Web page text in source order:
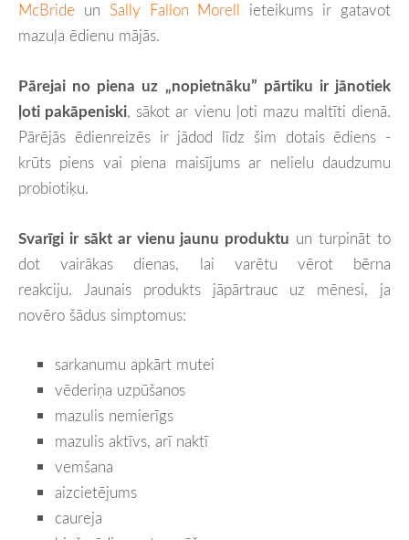
McBride un Sally Fallon Morell ieteikums ir gatavot
mazuļa ēdienu mājās.
Pārejai no piena uz „nopietnāku” pārtiku ir jānotiek
ļoti pakāpeniski, sākot ar vienu ļoti mazu maltīti dienā.
Pārējās ēdienreizēs ir jādod līdz šim dotais ēdiens -
krūts piens vai piena maisījums ar nelielu daudzumu
probiotiķu.
Svarīgi ir sākt ar vienu jaunu produktu un turpināt to
dot vairākas dienas, lai varētu vērot bērna
reakciju.
Jaunais produkts jāpārtrauc uz mēnesi, ja
novēro šādus simptomus:
sarkanumu apkārt mutei
vēderiņa uzpūšanos
mazulis nemierīgs
mazulis aktīvs, arī naktī
vemšana
aizcietējums
caureja